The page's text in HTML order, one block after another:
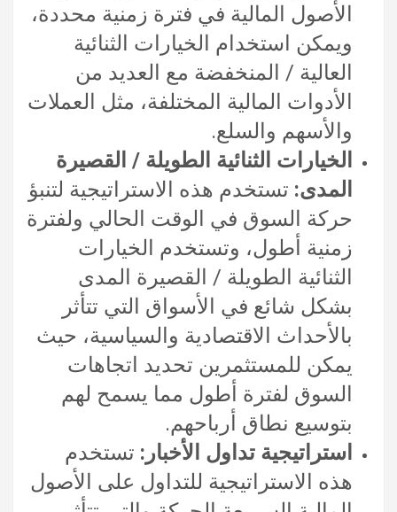
الأصول المالية في فترة زمنية محددة،
ويمكن استخدام الخيارات الثنائية
العالية / المنخفضة مع العديد من
الأدوات المالية المختلفة، مثل العملات
والأسهم والسلع.
الخيارات الثنائية الطويلة / القصيرة
المدى: تستخدم هذه الاستراتيجية لتنبؤ
حركة السوق في الوقت الحالي ولفترة
زمنية أطول، وتستخدم الخيارات
الثنائية الطويلة / القصيرة المدى
بشكل شائع في الأسواق التي تتأثر
بالأحداث الاقتصادية والسياسية، حيث
يمكن للمستثمرين تحديد اتجاهات
السوق لفترة أطول مما يسمح لهم
بتوسيع نطاق أرباحهم.
استراتيجية تداول الأخبار: تستخدم
هذه الاستراتيجية للتداول على الأصول